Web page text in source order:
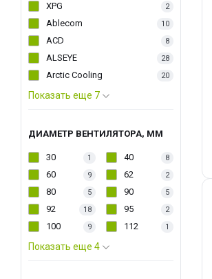
XPG 2
Ablecom 10
ACD 8
ALSEYE 28
Arctic Cooling 20
Показать еще 7
ДИАМЕТР ВЕНТИЛЯТОРА, ММ
30 1 40 8
60 9 62 2
80 5 90 5
92 18 95 2
100 9 112 1
Показать еще 4